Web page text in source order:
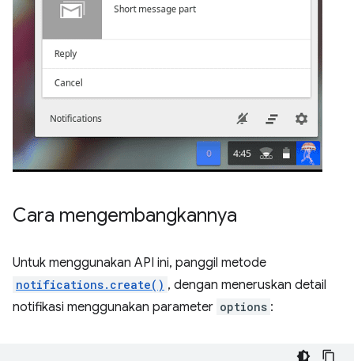
Cara mengembangkannya
Untuk menggunakan API ini, panggil metode
notifications.create() , dengan meneruskan detail
notifikasi menggunakan parameter options :